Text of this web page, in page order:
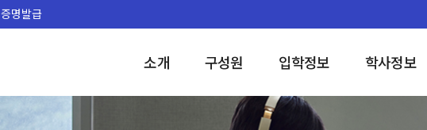
증명발급
소개 구성원 입학정보 학사정보